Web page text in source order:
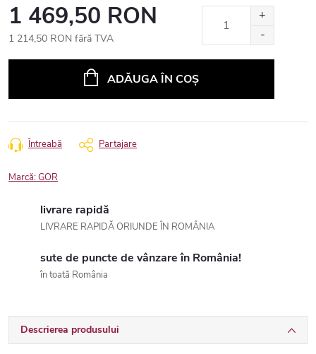
1 469,50 RON
1 214,50 RON fără TVA
ADĂUGA ÎN COŞ
Întreabă Partajare
Marcă:GOR
livrare rapidă
LIVRARE RAPIDĂ ORIUNDE ÎN ROMÂNIA
sute de puncte de vânzare în România!
în toată România
Descrierea produsului